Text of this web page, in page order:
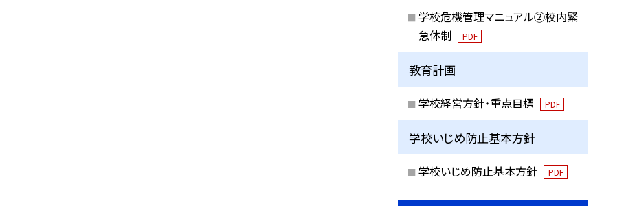
学校危機管理マニュアル②校内緊
急体制
PDF
教育計画
学校経営方針・重点目標 PDF
学校いじめ防止基本方針
学校いじめ防止基本方針 PDF